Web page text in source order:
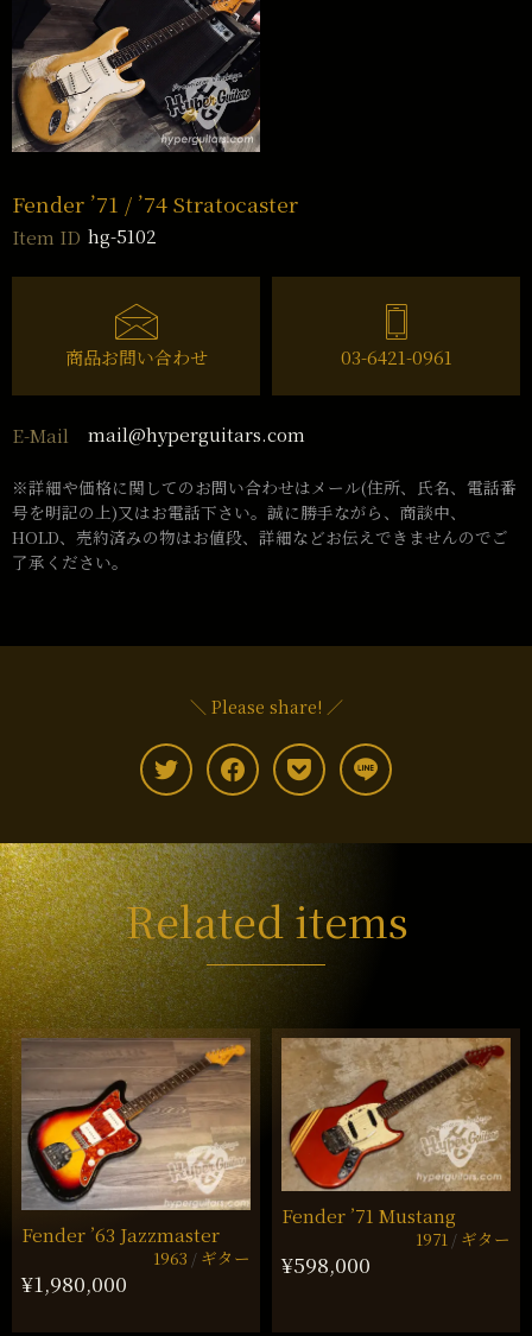
Fender ’71 / ’74 Stratocaster
Item ID hg-5102
商品お問い合わせ 03-6421-0961
E-Mail mail@hyperguitars.com
※詳細や価格に関してのお問い合わせはメール(住所、氏名、電話番
号を明記の上)又はお電話下さい。誠に勝手ながら、商談中、
HOLD、売約済みの物はお値段、詳細などお伝えできませんのでご
了承ください。
＼ Please share! ／
Related items
Fender ’63 Jazzmaster
1963 ギター
¥1,980,000
Fender ’71 Mustang
1971 ギター
¥598,000